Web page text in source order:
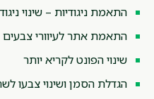
התאמת ניגודיות – שינוי
התאמת אתר לעיוורי צבעים
שינוי הפונט לקריא יותר
הגדלת הסמן ושינוי צבעו